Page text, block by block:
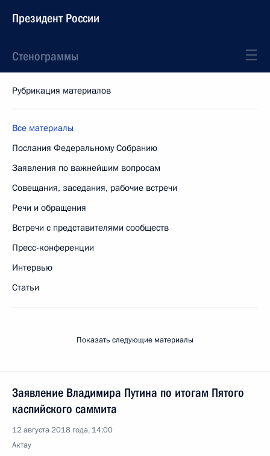
Президент России
Стенограммы
Рубрикация материалов
Все материалы
Послания Федеральному Собранию
Заявления по важнейшим вопросам
Совещания, заседания, рабочие встречи
Речи и обращения
Встречи с представителями сообществ
Пресс-конференции
Интервью
Статьи
Показать следующие материалы
Заявление Владимира Путина по итогам Пятого
каспийского саммита
12 августа 2018 года, 14:00
Актау